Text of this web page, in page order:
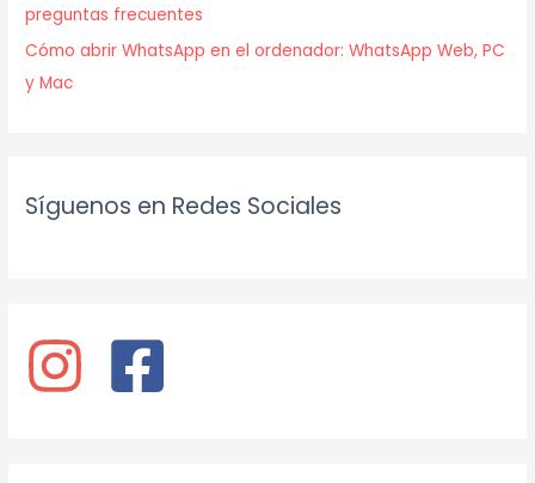
preguntas frecuentes
Cómo abrir WhatsApp en el ordenador: WhatsApp Web, PC
y Mac
Síguenos en Redes Sociales